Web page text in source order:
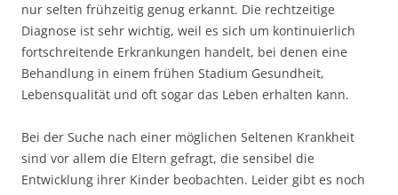
nur selten frühzeitig genug erkannt. Die rechtzeitige
Diagnose ist sehr wichtig, weil es sich um kontinuierlich
fortschreitende Erkrankungen handelt, bei denen eine
Behandlung in einem frühen Stadium Gesundheit,
Lebensqualität und oft sogar das Leben erhalten kann.
Bei der Suche nach einer möglichen Seltenen Krankheit
sind vor allem die Eltern gefragt, die sensibel die
Entwicklung ihrer Kinder beobachten. Leider gibt es noch